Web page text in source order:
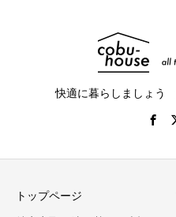
快適に暮らしましょう
トップページ